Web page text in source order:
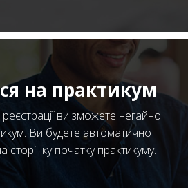
на практикум
ви зможете негайно
Ви будете автоматично
сторінку початку практикуму.